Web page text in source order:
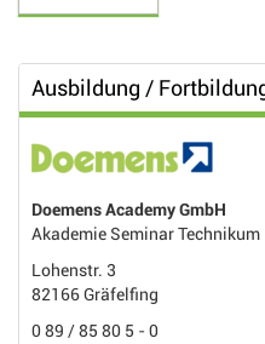
Ausbildung /
Doemens Academy GmbH
Akademie Seminar Technikum
Lohenstr. 3
82166 Gräfelfing
0 89 / 85 80 5 - 0